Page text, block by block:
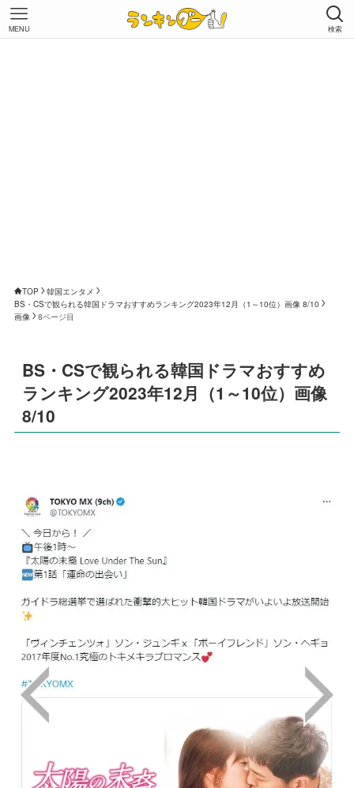
検索
MENU
TOP
韓国エンタメ
BS・CSで観られる韓国ドラマおすすめランキング2023年12月（1～10位）画像 8/10
画像
8ページ目
BS・CSで観られる韓国ドラマおすすめ
ランキング2023年12月（1～10位）画像
8/10